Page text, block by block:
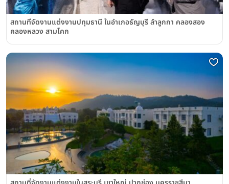
สถานที่จัดงานแต่งงานปทุมธานี ในอำเภอธัญบุรี ลำลูกกา คลองสอง
คลองหลวง สามโคก